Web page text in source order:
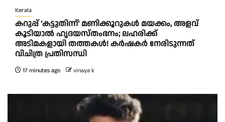
Kerala
കറുപ്പ് ‘കട്ടുതിന്ന്’ മണിക്കൂറുകൾ മയക്കം, അളവ്
കൂടിയാൽ ഹൃദയസ്തംഭനം; ലഹരിക്ക്
അടിമകളായി തത്തകള്‍! കർഷകർ നേരിടുന്നത്
വിചിത്ര പ്രതിസന്ധി
17 minutes ago vinaya k